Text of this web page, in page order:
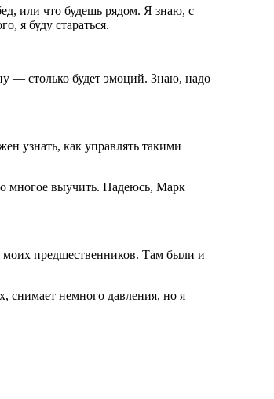
или что будешь рядом. Я знаю, с
я буду стараться.
— столько будет эмоций. Знаю, надо
узнать, как управлять такими
многое выучить. Надеюсь, Марк
моих предшественников. Там были и
снимает немного давления, но я